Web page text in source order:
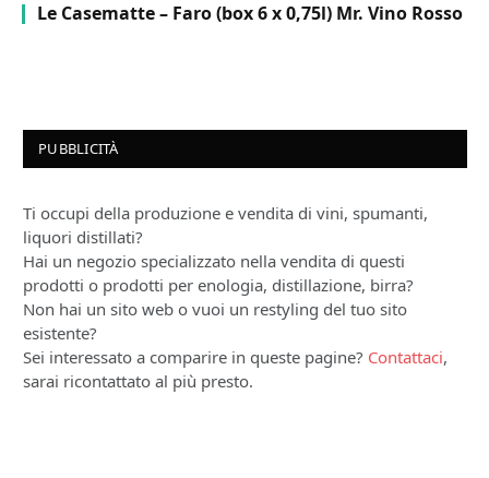
Le Casematte – Faro (box 6 x 0,75l) Mr. Vino Rosso
PUBBLICITÀ
Ti occupi della produzione e vendita di vini, spumanti,
liquori distillati?
Hai un negozio specializzato nella vendita di questi
prodotti o prodotti per enologia, distillazione, birra?
Non hai un sito web o vuoi un restyling del tuo sito
esistente?
Sei interessato a comparire in queste pagine? Contattaci,
sarai ricontattato al più presto.